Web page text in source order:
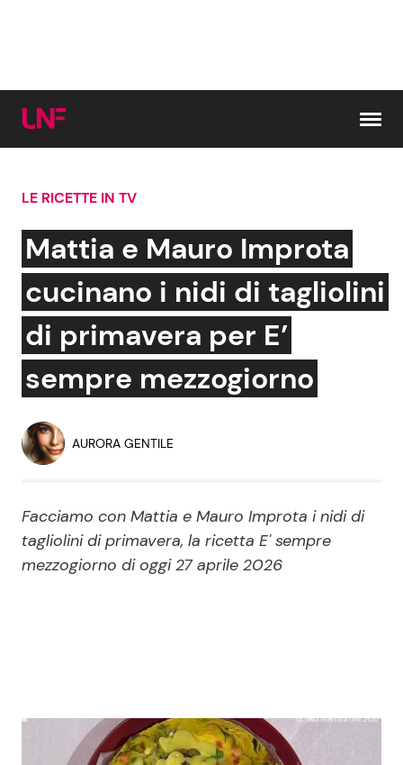
Cerca:
News e Cronaca
Attualità Italiana
Economia
Persone Scomparse
Politica
Gossip e TV
Bellezze VIP
Coppie VIP
Reality e Talent
Soap Opera
News Musica
LE RICETTE IN TV
Mattia e Mauro Improta
cucinano i nidi di tagliolini
di primavera per E’
sempre mezzogiorno
AURORA GENTILE
Facciamo con Mattia e Mauro Improta i nidi di
tagliolini di primavera, la ricetta E' sempre
mezzogiorno di oggi 27 aprile 2026